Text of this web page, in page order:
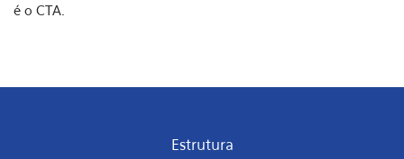
é o CTA.
Estrutura